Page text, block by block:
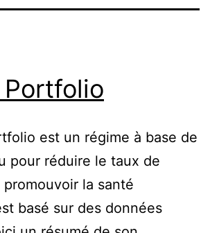
Portfolio
est un régime à base de
pour réduire le taux de
la santé
basé sur des données